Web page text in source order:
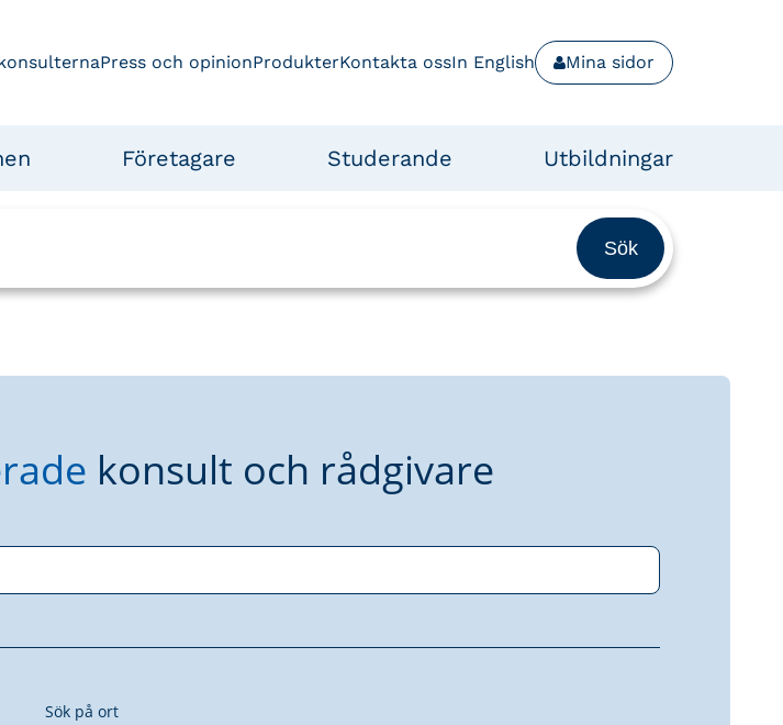
Press och opinionProdukterKontakta ossIn English Mina sidor
Företagare Studerande Utbildningar
konsult och rådgivare
Sök på ort